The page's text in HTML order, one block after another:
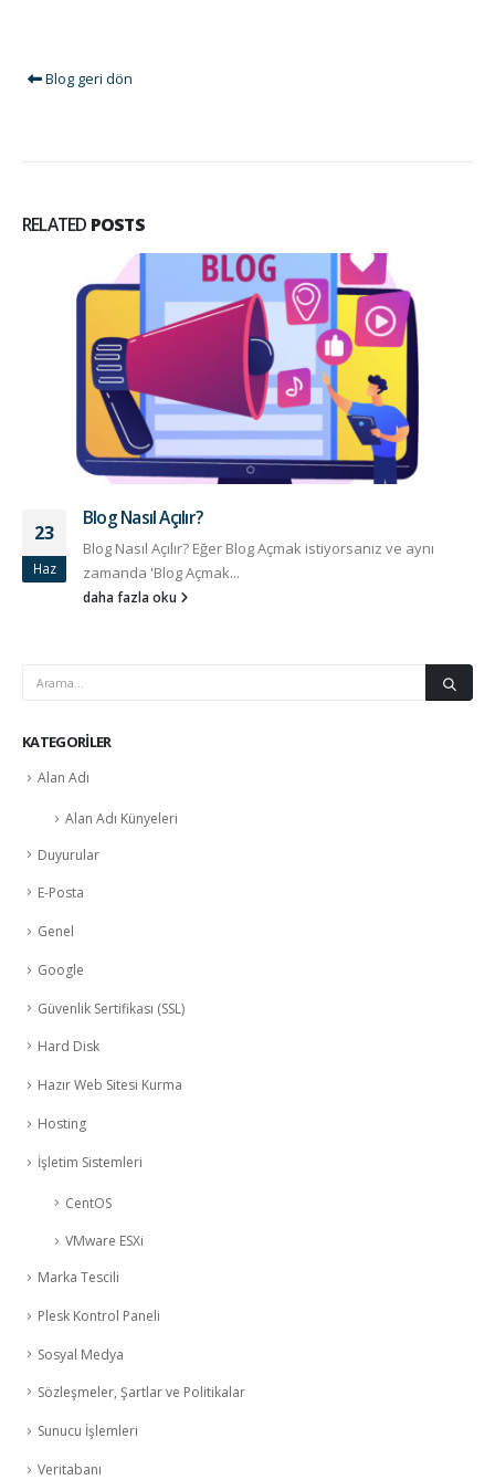
Blog geri dön
RELATED POSTS
23
Haz
Blog Nasıl Açılır?
Blog Nasıl Açılır? Eğer Blog Açmak istiyorsanız ve aynı
zamanda 'Blog Açmak...
daha fazla oku
KATEGORILER
Alan Adı
Alan Adı Künyeleri
Duyurular
E-Posta
Genel
Google
Güvenlik Sertifikası (SSL)
Hard Disk
Hazır Web Sitesi Kurma
Hosting
İşletim Sistemleri
CentOS
VMware ESXi
Marka Tescili
Plesk Kontrol Paneli
Sosyal Medya
Sözleşmeler, Şartlar ve Politikalar
Sunucu İşlemleri
Veritabanı